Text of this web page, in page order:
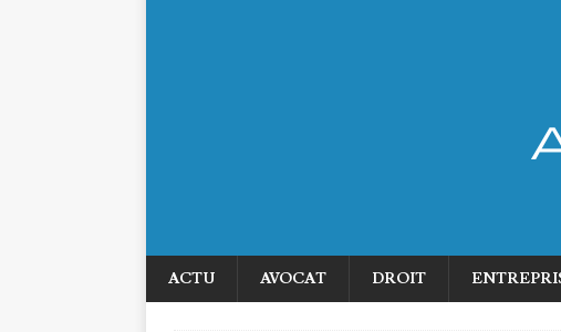
ACTU AVOCAT DROIT